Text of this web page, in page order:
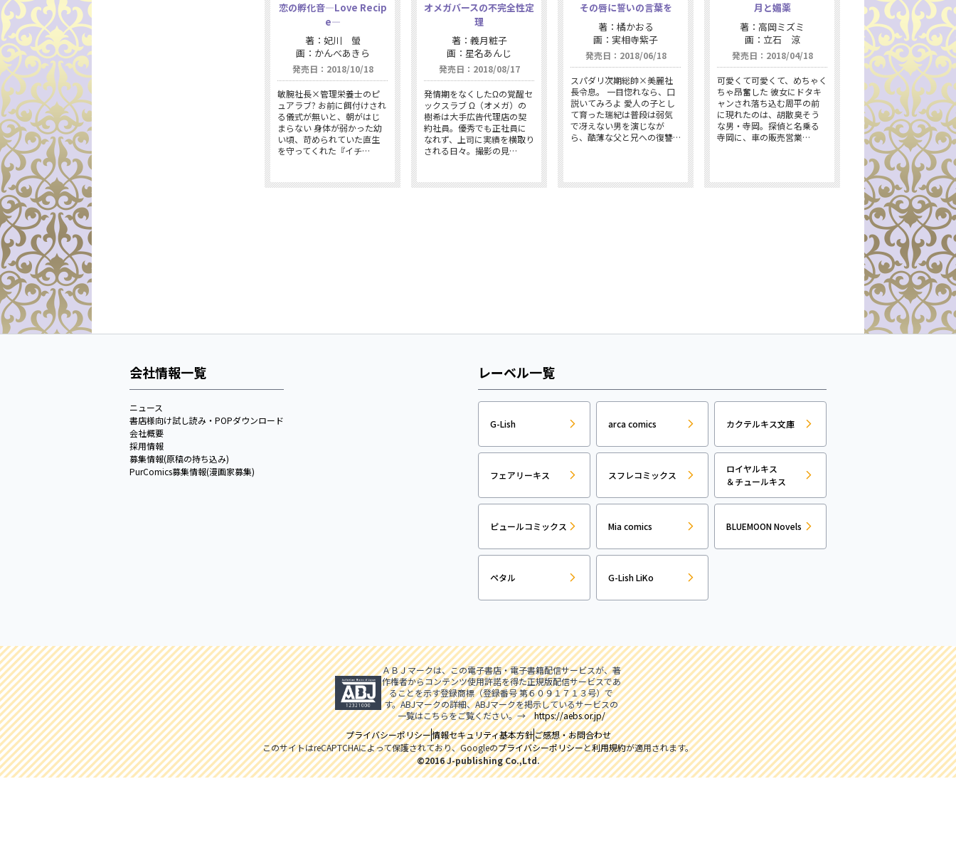
恋の孵化音—Love Recip
e—
著：妃川 螢
画：かんべあきら
発売日：2018/10/18
敏腕社長×管理栄養士のピ
ュアラブ? お前に餌付けされ
る儀式が無いと、朝がはじ
まらない 身体が弱かった幼
い頃、苛められていた直生
を守ってくれた『イチ…
オメガバースの不完全性定
理
著：義月粧子
画：星名あんじ
発売日：2018/08/17
発情期をなくしたΩの覚醒セ
ックスラブ Ω（オメガ）の
樹希は大手広告代理店の契
約社員。優秀でも正社員に
なれず、上司に実績を横取り
される日々。撮影の見…
その唇に誓いの言葉を
著：橘かおる
画：実相寺紫子
発売日：2018/06/18
スパダリ次期総帥×美麗社
長令息。 一目惚れなら、口
説いてみろよ 愛人の子とし
て育った瑞紀は普段は弱気
で冴えない男を演じなが
ら、酷薄な父と兄への復讐…
月と媚薬
著：高岡ミズミ
画：立石 涼
発売日：2018/04/18
可愛くて可愛くて、めちゃく
ちゃ昂奮した 彼女にドタキ
ャンされ落ち込む周平の前
に現れたのは、胡散臭そう
な男・寺岡。探偵と名乗る
寺岡に、車の販売営業…
会社情報一覧
ニュース
書店様向け試し読み・POPダウンロード
会社概要
採用情報
募集情報(原稿の持ち込み)
PurComics募集情報(漫画家募集)
レーベル一覧
G-Lish arca comics カクテルキス文庫
フェアリーキス スフレコミックス
ロイヤルキス
＆チュールキス
ピュールコミックス Mia comics BLUEMOON Novels
ペタル G-Lish LiKo
ＡＢＪマークは、この電子書店・電子書籍配信サービスが、著
作権者からコンテンツ使用許諾を得た正規版配信サービスであ
ることを示す登録商標（登録番号 第６０９１７１３号）で
す。ABJマークの詳細、ABJマークを掲示しているサービスの
一覧はこちらをご覧ください。→https://aebs.or.jp/
プライバシーポリシー情報セキュリティ基本方針ご感想・お問合わせ
このサイトはreCAPTCHAによって保護されており、Googleのプライバシーポリシーと利用規約が適用されます。
©2016 J-publishing Co.,Ltd.